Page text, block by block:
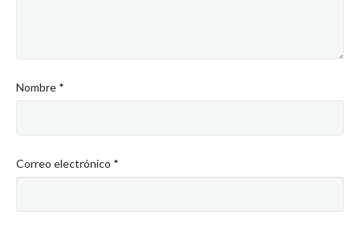
Nombre *
Correo electrónico *